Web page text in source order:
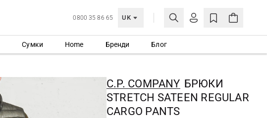
0800 35 86 65 UK
МОЯ ОБЛІКІВКА
Ще не зареєстровані?
СТВОРИТИ ОБЛІКІВКУ
Сумки Home Бренди Блог
C.P. COMPANY БРЮКИ
STRETCH SATEEN REGULAR
CARGO PANTS